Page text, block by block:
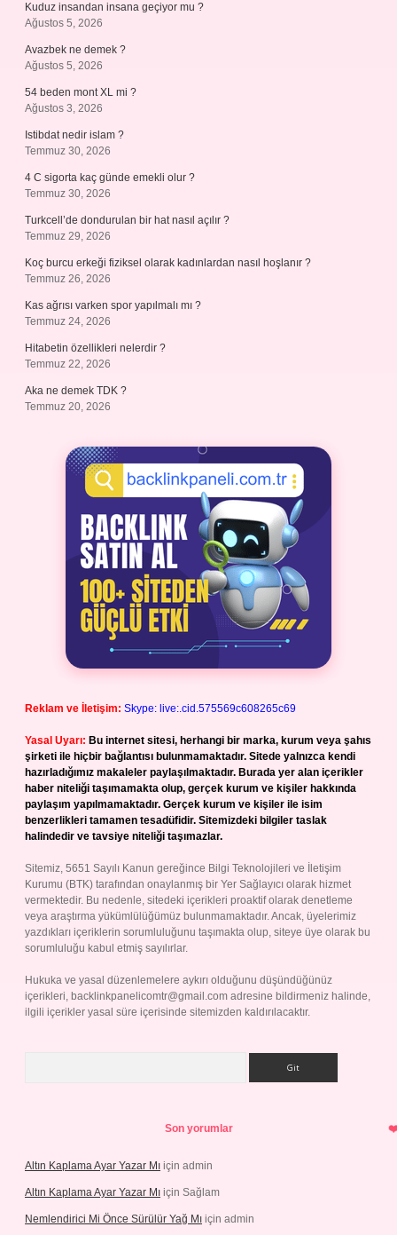
Kuduz insandan insana geçiyor mu ?
Ağustos 5, 2026
Avazbek ne demek ?
Ağustos 5, 2026
54 beden mont XL mi ?
Ağustos 3, 2026
Istibdat nedir islam ?
Temmuz 30, 2026
4 C sigorta kaç günde emekli olur ?
Temmuz 30, 2026
Turkcell’de dondurulan bir hat nasıl açılır ?
Temmuz 29, 2026
Koç burcu erkeği fiziksel olarak kadınlardan nasıl hoşlanır ?
Temmuz 26, 2026
Kas ağrısı varken spor yapılmalı mı ?
Temmuz 24, 2026
Hitabetin özellikleri nelerdir ?
Temmuz 22, 2026
Aka ne demek TDK ?
Temmuz 20, 2026
Reklam ve İletişim: Skype: live:.cid.575569c608265c69
Yasal Uyarı: Bu internet sitesi, herhangi bir marka, kurum veya şahıs
şirketi ile hiçbir bağlantısı bulunmamaktadır. Sitede yalnızca kendi
hazırladığımız makaleler paylaşılmaktadır. Burada yer alan içerikler
haber niteliği taşımamakta olup, gerçek kurum ve kişiler hakkında
paylaşım yapılmamaktadır. Gerçek kurum ve kişiler ile isim
benzerlikleri tamamen tesadüfidir. Sitemizdeki bilgiler taslak
halindedir ve tavsiye niteliği taşımazlar.
Sitemiz, 5651 Sayılı Kanun gereğince Bilgi Teknolojileri ve İletişim
Kurumu (BTK) tarafından onaylanmış bir Yer Sağlayıcı olarak hizmet
vermektedir. Bu nedenle, sitedeki içerikleri proaktif olarak denetleme
veya araştırma yükümlülüğümüz bulunmamaktadır. Ancak, üyelerimiz
yazdıkları içeriklerin sorumluluğunu taşımakta olup, siteye üye olarak bu
sorumluluğu kabul etmiş sayılırlar.
Hukuka ve yasal düzenlemelere aykırı olduğunu düşündüğünüz
içerikleri, backlinkpanelicomtr@gmail.com adresine bildirmeniz halinde,
ilgili içerikler yasal süre içerisinde sitemizden kaldırılacaktır.
Son yorumlar
Altın Kaplama Ayar Yazar Mı için admin
Altın Kaplama Ayar Yazar Mı için Sağlam
Nemlendirici Mi Önce Sürülür Yağ Mı için admin